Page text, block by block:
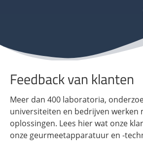
Feedback van klanten
Meer dan 400 laboratoria,
universiteiten en bedrijven werken
oplossingen. Lees hier wat onze
onze geurmeetapparatuur en -